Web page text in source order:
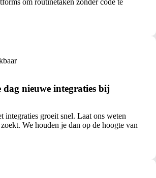
om routinetaken zonder code te
dag nieuwe integraties bij
integraties groeit snel. Laat ons weten
We houden je dan op de hoogte van